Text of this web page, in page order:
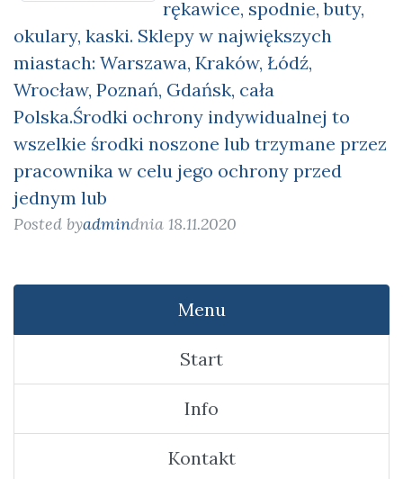
rękawice, spodnie, buty,
okulary, kaski. Sklepy w największych
miastach: Warszawa, Kraków, Łódź,
Wrocław, Poznań, Gdańsk, cała
Polska.Środki ochrony indywidualnej to
wszelkie środki noszone lub trzymane przez
pracownika w celu jego ochrony przed
jednym lub
Posted byadmindnia 18.11.2020
Menu
Start
Info
Kontakt